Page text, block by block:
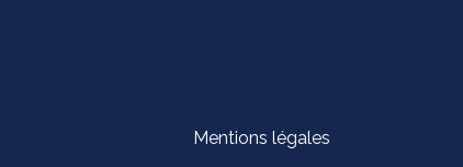
Mentions légales